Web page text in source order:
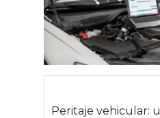
Peritaje vehicular: